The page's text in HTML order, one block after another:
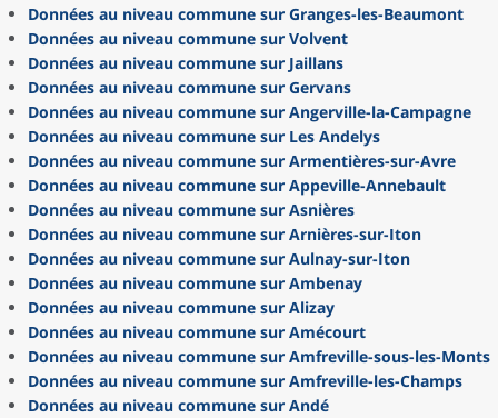
Données au niveau commune sur Granges-les-Beaumont
Données au niveau commune sur Volvent
Données au niveau commune sur Jaillans
Données au niveau commune sur Gervans
Données au niveau commune sur Angerville-la-Campagne
Données au niveau commune sur Les Andelys
Données au niveau commune sur Armentières-sur-Avre
Données au niveau commune sur Appeville-Annebault
Données au niveau commune sur Asnières
Données au niveau commune sur Arnières-sur-Iton
Données au niveau commune sur Aulnay-sur-Iton
Données au niveau commune sur Ambenay
Données au niveau commune sur Alizay
Données au niveau commune sur Amécourt
Données au niveau commune sur Amfreville-sous-les-Monts
Données au niveau commune sur Amfreville-les-Champs
Données au niveau commune sur Andé